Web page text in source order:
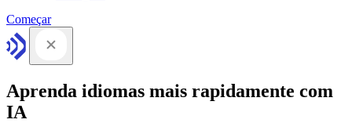
Começar
Aprenda idiomas mais rapidamente com
IA